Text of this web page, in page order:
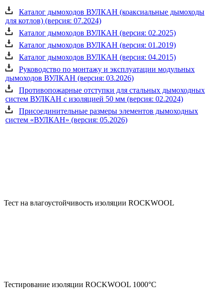
Каталог дымоходов ВУЛКАН (коаксиальные дымоходы
для котлов) (версия: 07.2024)
Каталог дымоходов ВУЛКАН (версия: 02.2025)
Каталог дымоходов ВУЛКАН (версия: 01.2019)
Каталог дымоходов ВУЛКАН (версия: 04.2015)
Руководство по монтажу и эксплуатации модульных
дымоходов ВУЛКАН (версия: 03.2026)
Противопожарные отступки для стальных дымоходных
систем ВУЛКАН с изоляцией 50 мм (версия: 02.2024)
Присоединительные размеры элементов дымоходных
систем «ВУЛКАН» (версия: 05.2026)
Тест на влагоустойчивость изоляции ROCKWOOL
Тестирование изоляции ROCKWOOL 1000°С